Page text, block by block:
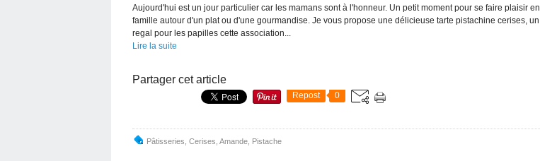
Aujourd'hui est un jour particulier car les mamans sont à l'honneur. Un petit moment pour se faire plaisir en
famille autour d'un plat ou d'une gourmandise. Je vous propose une délicieuse tarte pistachine cerises, un
regal pour les papilles cette association...
Lire la suite
Partager cet article
Repost 0
Pâtisseries Cerises Amande Pistache